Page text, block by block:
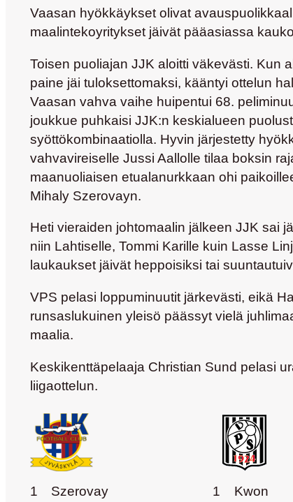
Vaasan hyökkäykset olivat
maalintekoyritykset jäivät pääasiassa
Toisen puoliajan JJK aloitti väkevästi. Kun
paine jäi tuloksettomaksi, kääntyi ottelun
Vaasan vahva vaihe huipentui 68.
joukkue puhkaisi JJK:n keskialueen
syöttökombinaatiolla. Hyvin järjestetty
vahvavireiselle Jussi Aallolle tilaa boksin
maanuoliaisen etualanurkkaan ohi
Mihaly Szerovayn.
Heti vieraiden johtomaalin jälkeen JJK sai
niin Lahtiselle, Tommi Karille kuin Lasse
laukaukset jäivät heppoisiksi tai
VPS pelasi loppuminuutit järkevästi, eikä
runsaslukuinen yleisö päässyt vielä
maalia.
Keskikenttäpelaaja Christian Sund pelasi
liigaottelun.
1 Szerovay 1
Kwon